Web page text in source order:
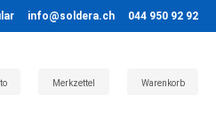
info@soldera.ch 044 950 92 92
Merkzettel Warenkorb